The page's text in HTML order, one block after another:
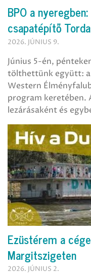
BPO a
csapatépítő
2026. JÚNIUS 9.
Június 5-én,
tölthettünk együtt: a
Western
program keretében.
lezárásaként és
Ezüstérem a
Margitszigeten
2026. JÚNIUS 2.